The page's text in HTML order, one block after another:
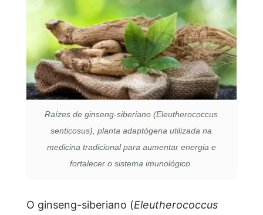
Raízes de ginseng-siberiano (Eleutherococcus
senticosus), planta adaptógena utilizada na
medicina tradicional para aumentar energia e
fortalecer o sistema imunológico.
O ginseng-siberiano (Eleutherococcus